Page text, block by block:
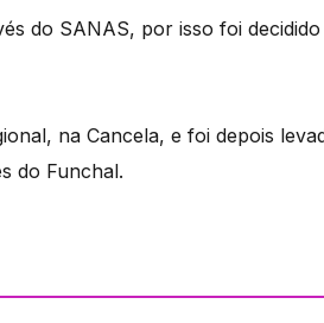
do SANAS, por isso foi
na Cancela, e foi depois
do Funchal.